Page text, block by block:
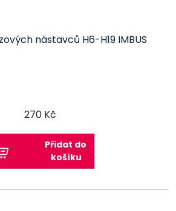
nástavců H6-H19 IMBUS
270 Kč
Přidat do
košíku